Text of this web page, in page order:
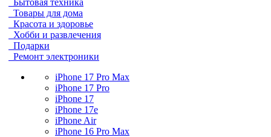
Бытовая техника
Товары для дома
Красота и здоровье
Хобби и развлечения
Подарки
Ремонт электроники
iPhone 17 Pro Max
iPhone 17 Pro
iPhone 17
iPhone 17e
iPhone Air
iPhone 16 Pro Max